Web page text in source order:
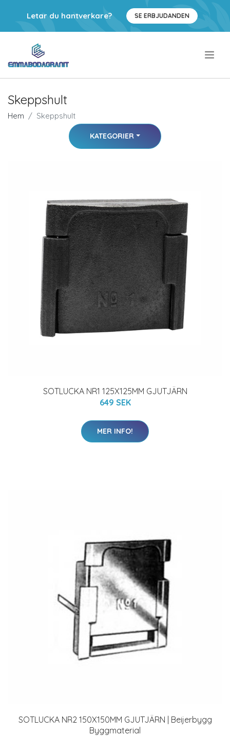
Letar du hantverkare? SE ERBJUDANDEN
Skeppshult
Hem Skeppshult
KATEGORIER
SOTLUCKA NR1 125X125MM GJUTJÄRN
649 SEK
MER INFO!
SOTLUCKA NR2 150X150MM GJUTJÄRN | Beijerbygg
Byggmaterial